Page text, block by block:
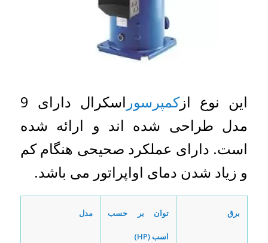
این نوع ازکمپرسور
اسکرال دارای 9
مدل طراحی شده اند و ارائه شده
است. دارای عملکرد صحیحی هنگام کم
و زیاد شدن دمای اواپراتور می باشد.
برق توان بر حسب
اسب (HP
)
مدل